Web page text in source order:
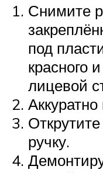
Снимите
под
красного
лицевой
ручку.